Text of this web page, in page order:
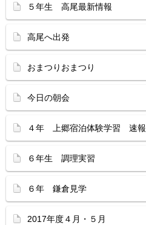
５年生 高尾最新情報
高尾へ出発
おまつりおまつり
今日の朝会
４年 上郷宿泊体験学習 速報
６年生 調理実習
６年 鎌倉見学
2017年度４月・５月